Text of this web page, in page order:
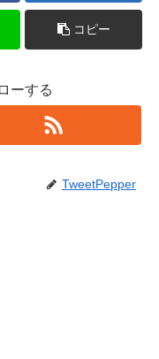
コピー
ーする
TweetPepper